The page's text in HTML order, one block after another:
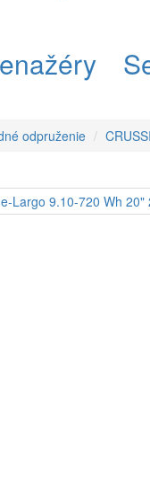
odpruženie